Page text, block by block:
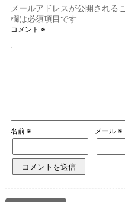
メールアドレスが公開される
欄は必須項目です
コメント ※
名前 ※ メール ※